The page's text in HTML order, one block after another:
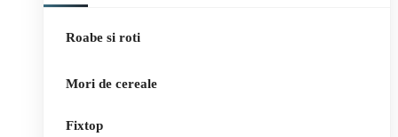
Roabe si roti
Mori de cereale
Fixtop